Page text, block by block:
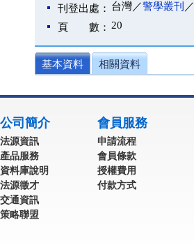
刊登出處： 台灣／警學叢刊 ／
頁 數： 20
基本資料 相關資料
公司簡介
法源資訊
產品服務
資料庫說明
法源徵才
交通資訊
策略聯盟
會員服務
申請流程
會員條款
授權費用
付款方式